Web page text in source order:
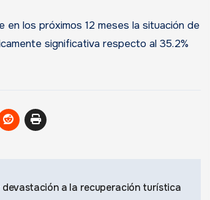
los próximos 12 meses la situación de
significativa respecto al 35.2%
devastación a la recuperación turística